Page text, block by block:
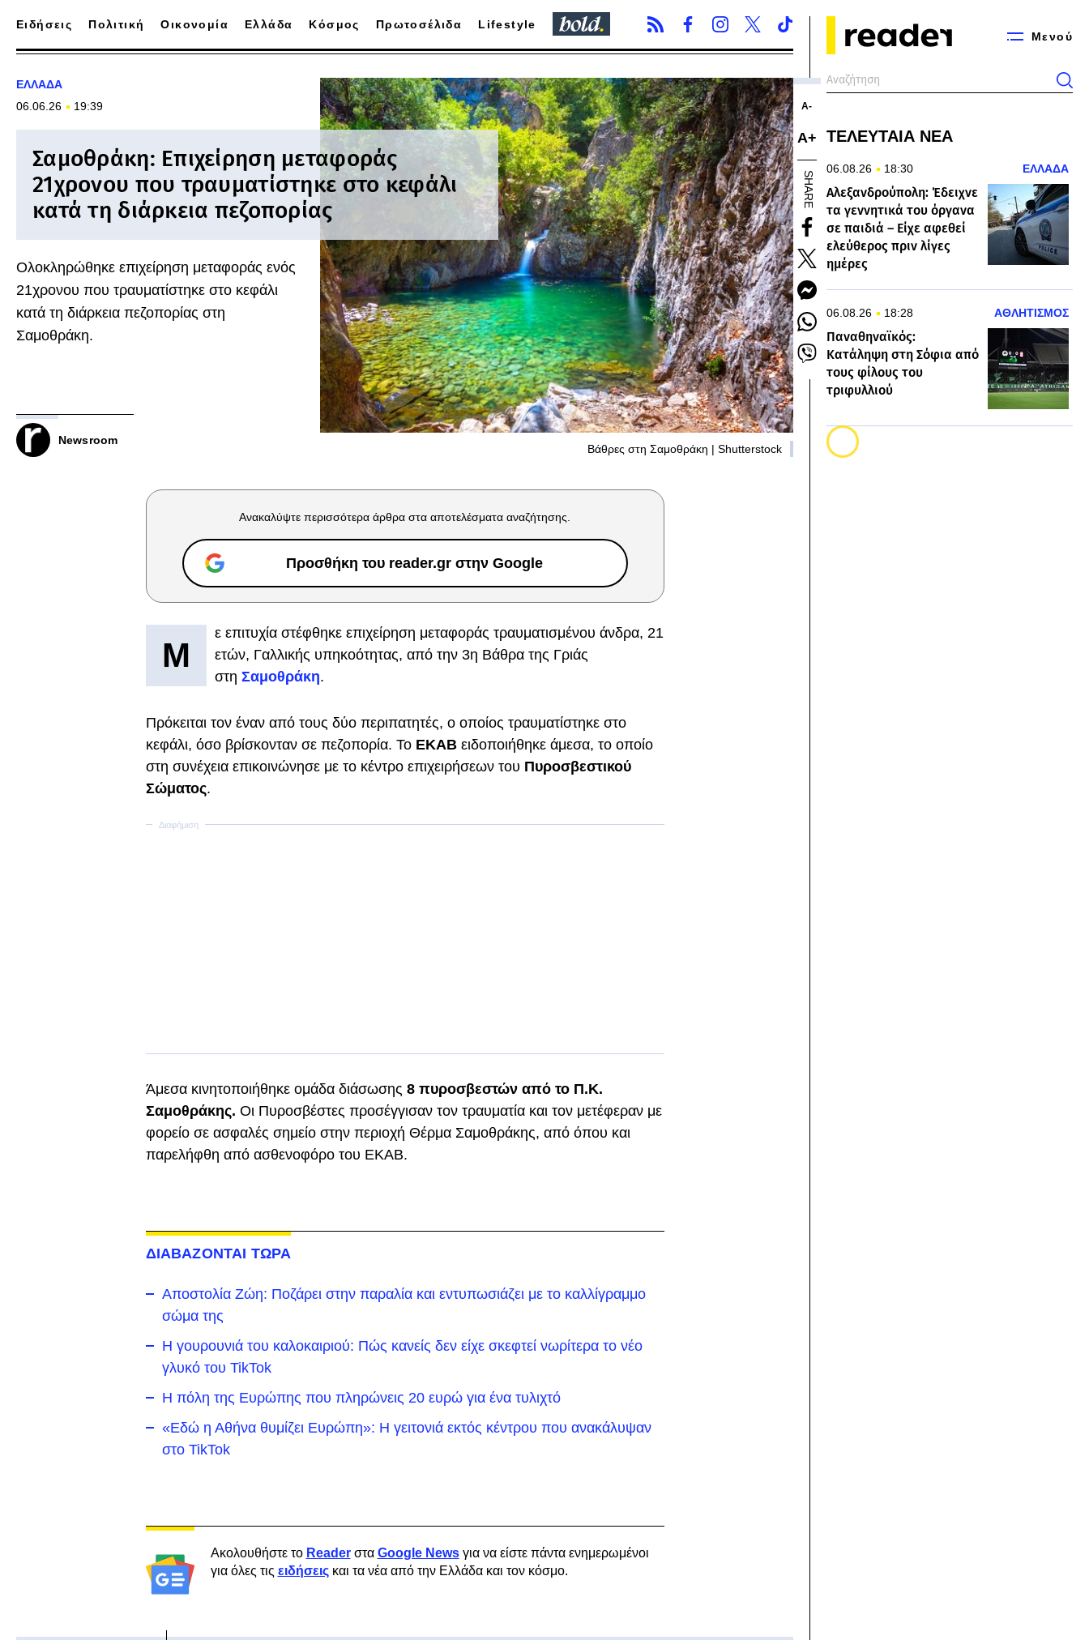
Μενού
Ειδήσεις Πολιτική Οικονομία Ελλάδα Κόσμος Πρωτοσέλιδα Lifestyle
ΕΛΛΑΔΑ
06.06.26
19:39
Σαμοθράκη: Επιχείρηση μεταφοράς
21χρονου που τραυματίστηκε στο κεφάλι
κατά τη διάρκεια πεζοπορίας
Ολοκληρώθηκε επιχείρηση μεταφοράς ενός
21χρονου που τραυματίστηκε στο κεφάλι
κατά τη διάρκεια πεζοπορίας στη
Σαμοθράκη.
Newsroom
Βάθρες στη Σαμοθράκη | Shutterstock
Α-
Α+
SHARE
Ανακαλύψτε περισσότερα άρθρα στα αποτελέσματα αναζήτησης.
Προσθήκη του reader.gr στην Google
Μ
ε επιτυχία στέφθηκε επιχείρηση μεταφοράς τραυματισμένου άνδρα, 21
ετών, Γαλλικής υπηκοότητας, από την 3η Βάθρα της Γριάς
στη Σαμοθράκη.
Πρόκειται τον έναν από τους δύο περιπατητές, ο οποίος τραυματίστηκε στο
κεφάλι, όσο βρίσκονταν σε πεζοπορία. Το ΕΚΑΒ ειδοποιήθηκε άμεσα, το οποίο
στη συνέχεια επικοινώνησε με το κέντρο επιχειρήσεων του Πυροσβεστικού
Σώματος.
Άμεσα κινητοποιήθηκε ομάδα διάσωσης 8 πυροσβεστών από το Π.Κ.
Σαμοθράκης. Οι Πυροσβέστες προσέγγισαν τον τραυματία και τον μετέφεραν με
φορείο σε ασφαλές σημείο στην περιοχή Θέρμα Σαμοθράκης, από όπου και
παρελήφθη από ασθενοφόρο του ΕΚΑΒ.
ΔΙΑΒΑΖΟΝΤΑΙ ΤΩΡΑ
Αποστολία Ζώη: Ποζάρει στην παραλία και εντυπωσιάζει με το καλλίγραμμο
σώμα της
Η γουρουνιά του καλοκαιριού: Πώς κανείς δεν είχε σκεφτεί νωρίτερα το νέο
γλυκό του TikTok
Η πόλη της Ευρώπης που πληρώνεις 20 ευρώ για ένα τυλιχτό
«Εδώ η Αθήνα θυμίζει Ευρώπη»: H γειτονιά εκτός κέντρου που ανακάλυψαν
στο TikTok
Ακολουθήστε το Readerστα Google Newsγια να είστε πάντα ενημερωμένοι
για όλες τις ειδήσειςκαι τα νέα από την Ελλάδα και τον κόσμο.
ΤΕΛΕΥΤΑΙΑ ΝΕΑ
06.08.26 18:30 ΕΛΛΑΔΑ
Αλεξανδρούπολη: Έδειχνε
τα γεννητικά του όργανα
σε παιδιά – Είχε αφεθεί
ελεύθερος πριν λίγες
ημέρες
06.08.26 18:28 ΑΘΛΗΤΙΣΜΟΣ
Παναθηναϊκός:
Κατάληψη στη Σόφια από
τους φίλους του
τριφυλλιού